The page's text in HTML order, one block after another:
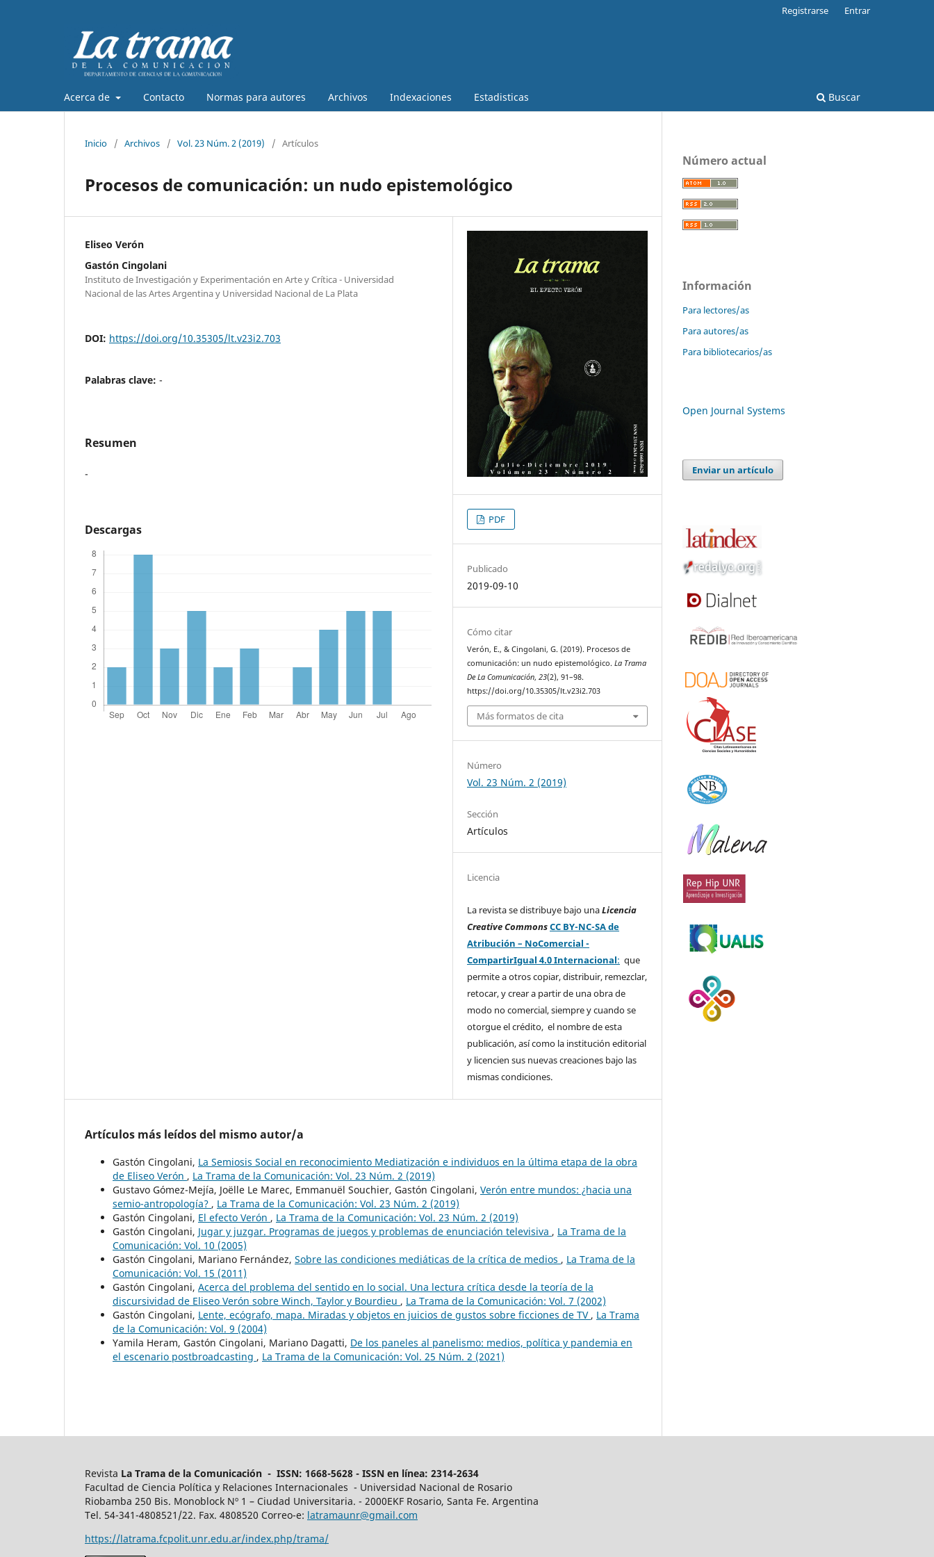
Acerca de Contacto Normas para autores Archivos Indexaciones Estadisticas Buscar
Registrarse Entrar
Inicio / Archivos / Vol. 23 Núm. 2 (2019) / Artículos
Procesos de comunicación: un nudo epistemológico
Eliseo Verón
Gastón Cingolani
Instituto de Investigación y Experimentación en Arte y Crítica - Universidad
Nacional de las Artes Argentina y Universidad Nacional de La Plata
DOI: https://doi.org/10.35305/lt.v23i2.703
Palabras clave: -
Resumen
-
Descargas
PDF
Publicado
2019-09-10
Cómo citar
Verón, E., & Cingolani, G. (2019). Procesos de
comunicación: un nudo epistemológico.La Trama
De La Comunicación,23(2), 91–98.
https://doi.org/10.35305/lt.v23i2.703
Más formatos de cita
Número
Vol. 23 Núm. 2 (2019)
Sección
Artículos
Licencia
La revista se distribuye bajo unaLicencia
Creative CommonsCC BY-NC-SA de
Atribución – NoComercial -
CompartirIgual 4.0 Internacional: que
permite a otros copiar, distribuir, remezclar,
retocar, y crear a partir de una obra de
modo no comercial, siempre y cuando se
otorgue el crédito, el nombre de esta
publicación, así como la institución editorial
y licencien sus nuevas creaciones bajo las
mismas condiciones.
Artículos más leídos del mismo autor/a
Gastón Cingolani, La Semiosis Social en reconocimiento Mediatización e individuos en la última etapa de la obra
de Eliseo Verón , La Trama de la Comunicación: Vol. 23 Núm. 2 (2019)
Gustavo Gómez-Mejía, Joëlle Le Marec, Emmanuël Souchier, Gastón Cingolani, Verón entre mundos: ¿hacia una
semio-antropología? , La Trama de la Comunicación: Vol. 23 Núm. 2 (2019)
Gastón Cingolani, El efecto Verón , La Trama de la Comunicación: Vol. 23 Núm. 2 (2019)
Gastón Cingolani, Jugar y juzgar. Programas de juegos y problemas de enunciación televisiva , La Trama de la
Comunicación: Vol. 10 (2005)
Gastón Cingolani, Mariano Fernández, Sobre las condiciones mediáticas de la crítica de medios , La Trama de la
Comunicación: Vol. 15 (2011)
Gastón Cingolani, Acerca del problema del sentido en lo social. Una lectura crítica desde la teoría de la
discursividad de Eliseo Verón sobre Winch, Taylor y Bourdieu , La Trama de la Comunicación: Vol. 7 (2002)
Gastón Cingolani, Lente, ecógrafo, mapa. Miradas y objetos en juicios de gustos sobre ficciones de TV , La Trama
de la Comunicación: Vol. 9 (2004)
Yamila Heram, Gastón Cingolani, Mariano Dagatti, De los paneles al panelismo: medios, política y pandemia en
el escenario postbroadcasting , La Trama de la Comunicación: Vol. 25 Núm. 2 (2021)
Número actual
Información
Para lectores/as
Para autores/as
Para bibliotecarios/as
Open Journal Systems
Enviar un artículo
Revista La Trama de la Comunicación - ISSN: 1668-5628 - ISSN en línea: 2314-2634
Facultad de Ciencia Política y Relaciones Internacionales - Universidad Nacional de Rosario
Riobamba 250 Bis. Monoblock Nº 1 – Ciudad Universitaria. - 2000EKF Rosario, Santa Fe. Argentina
Tel. 54-341-4808521/22. Fax. 4808520 Correo-e: latramaunr@gmail.com
https://latrama.fcpolit.unr.edu.ar/index.php/trama/